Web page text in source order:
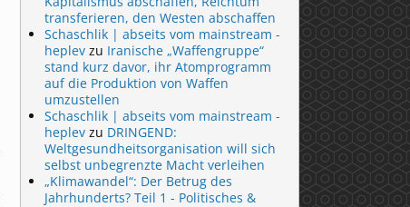
transferieren, den Westen abschaffen
Schaschlik | abseits vom mainstream -
heplev zu Iranische „Waffengruppe“
stand kurz davor, ihr Atomprogramm
auf die Produktion von Waffen
umzustellen
Schaschlik | abseits vom mainstream -
heplev zu DRINGEND:
Weltgesundheitsorganisation will sich
selbst unbegrenzte Macht verleihen
„Klimawandel“: Der Betrug des
Jahrhunderts? Teil 1 - Politisches &